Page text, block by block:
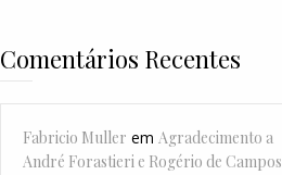
Comentários Recentes
Fabricio Muller em Agradecimento a
André Forastieri e Rogério de Campos